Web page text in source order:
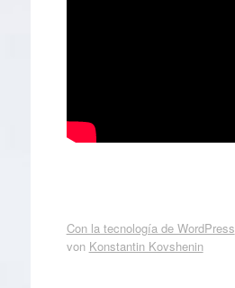
Con la tecnología de WordPress
von Konstantin Kovshenin